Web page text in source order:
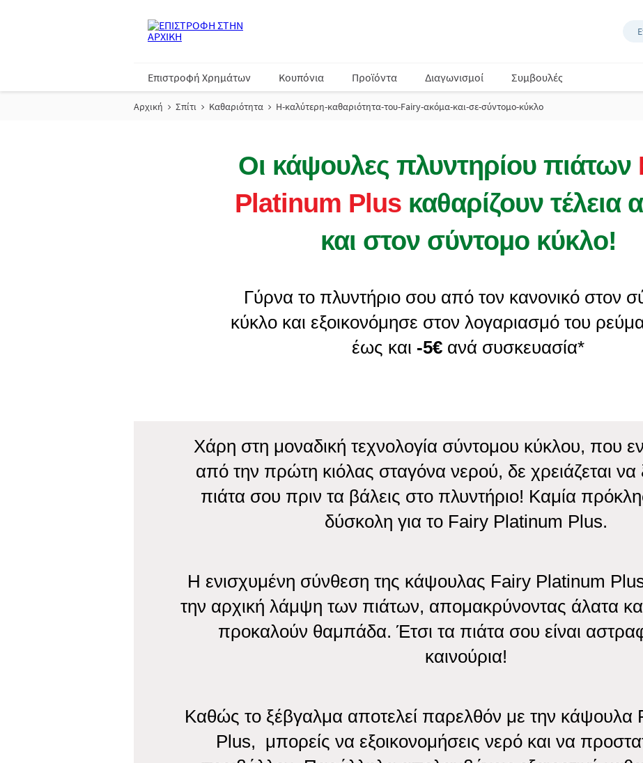
Επιστροφή Χρημάτων Κουπόνια Προϊόντα Διαγωνισμοί Συμβουλές
Αρχική Σπίτι Καθαριότητα H-καλύτερη-καθαριότητα-του-Fairy-ακόμα-και-σε-σύντομο-κύκλο
Οι κάψουλες πλυντηρίου πιάτων
Platinum Plusκαθαρίζουν τέλεια
και στον σύντομο κύκλο!
Γύρνα το πλυντήριο σου από τον κανονικό στον
κύκλο και εξοικονόμησε στον λογαριασμό του
έως και -5€ ανά συσκευασία*​
Χάρη στη μοναδική τεχνολογία σύντομου κύκλου, που
από την πρώτη κιόλας σταγόνα νερού, δε χρειάζεται να
πιάτα σου πριν τα βάλεις στο πλυντήριο! Καμία
δύσκολη για το Fairy Platinum Plus.
Η ενισχυμένη σύνθεση της κάψουλας Fairy Platinum
την αρχική λάμψη των πιάτων, απομακρύνοντας άλατα
προκαλούν θαμπάδα. Έτσι τα πιάτα σου είναι
καινούρια!
Καθώς το ξέβγαλμα αποτελεί παρελθόν με την κάψουλα
Plus, μπορείς να εξοικονομήσεις νερό και να